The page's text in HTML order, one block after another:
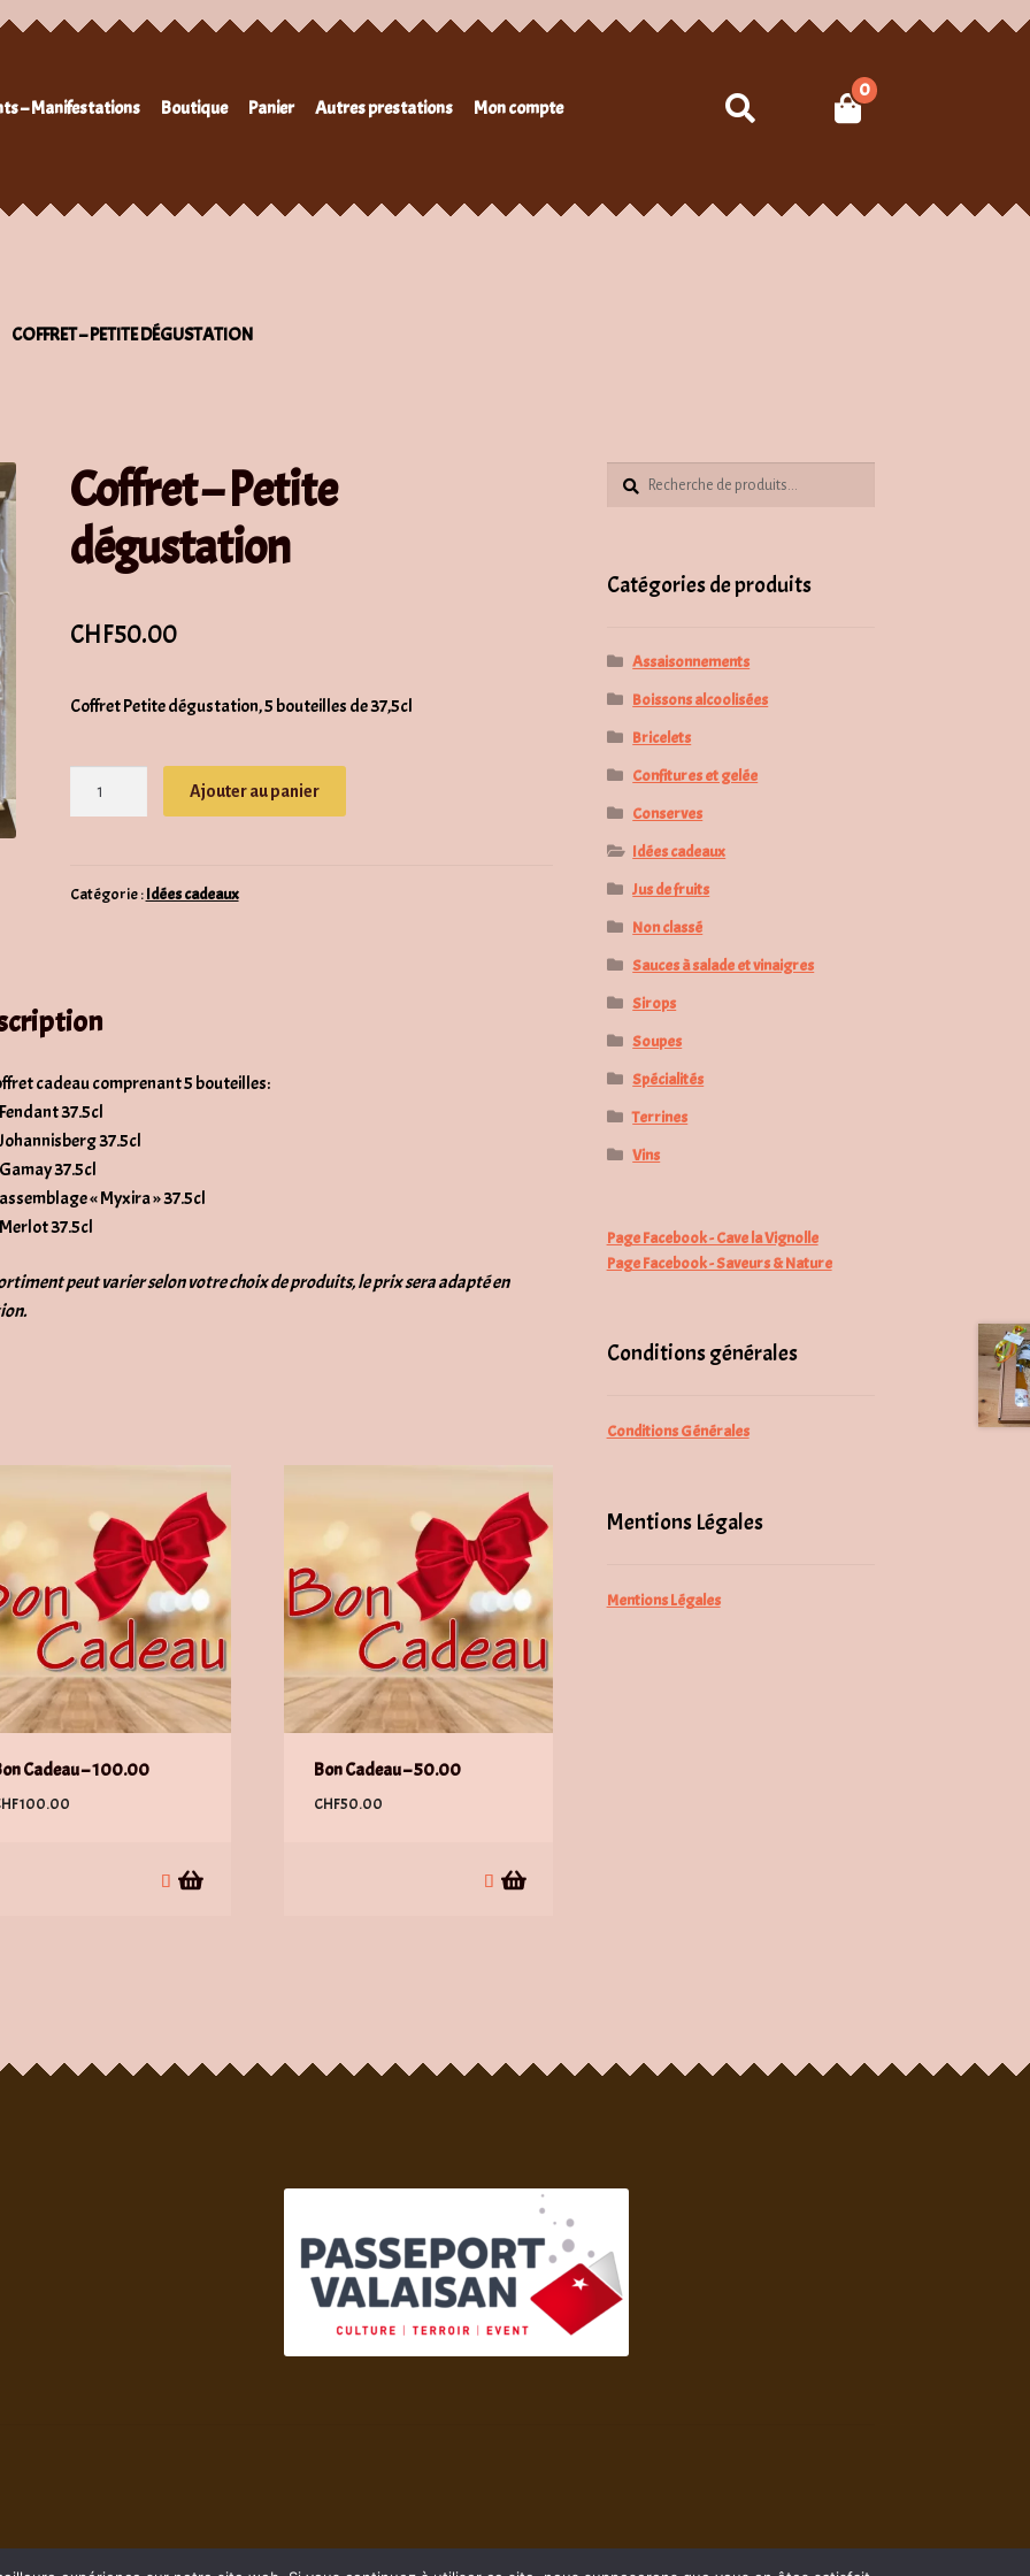
– Manifestations Boutique Panier Autres prestations Mon compte Recherche 0
COFFRET – PETITE DÉGUSTATION
Coffret – Petite
dégustation
CHF50.00
Coffret Petite dégustation, 5 bouteilles de 37,5cl
Petite
Ajouter au panier
Catégorie :Idées cadeaux
cadeau comprenant 5 bouteilles:
37.5cl
37.5cl
37.5cl
« Myxira » 37.5cl
37.5cl
peut varier selon votre choix de produits, le prix sera adapté en
Cadeau – 100.00
100.00
Bon Cadeau – 50.00
CHF50.00
Recherche
Recherche
Catégories de produits
Assaisonnements
Boissons alcoolisées
Bricelets
Confitures et gelée
Conserves
Idées cadeaux
Jus de fruits
Non classé
Sauces à salade et vinaigres
Sirops
Soupes
Spécialités
Terrines
Vins
Page Facebook - Cave la Vignolle
Page Facebook - Saveurs & Nature
Conditions générales
Conditions Générales
Mentions Légales
Mentions Légales